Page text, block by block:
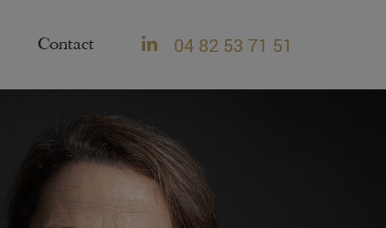
Contact 04 82 53 71 51